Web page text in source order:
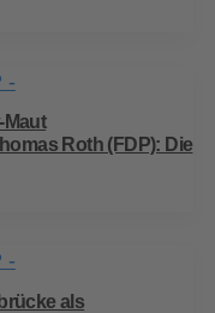
Maut
Roth (FDP): Die
als